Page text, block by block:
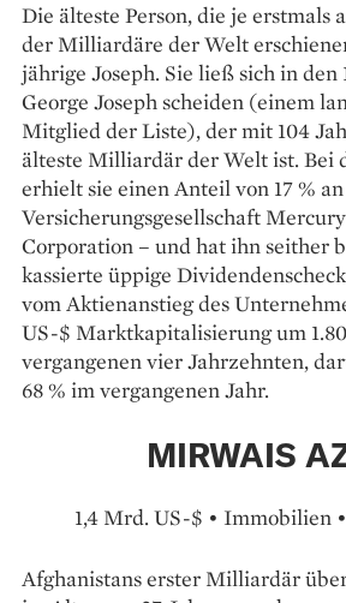
Die älteste Person, die je erstmals
der Milliardäre der Welt
jährige Joseph. Sie ließ sich in den
George Joseph scheiden (einem
Mitglied der Liste), der mit 104
älteste Milliardär der Welt ist. Bei
erhielt sie einen Anteil von 17 %
Versicherungsgesellschaft
Corporation – und hat ihn seither
kassierte üppige
vom Aktienanstieg des
US-$ Marktkapitalisierung um
vergangenen vier Jahrzehnten,
68 % im vergangenen Jahr.
MIRWAIS
1,4 Mrd. US-$ • Immobilien
Afghanistans erster Milliardär